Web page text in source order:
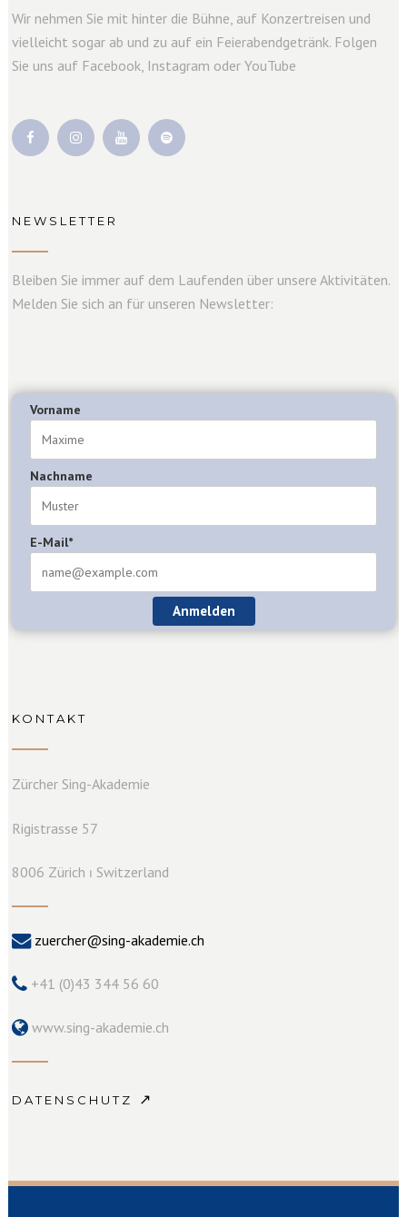
Wir nehmen Sie mit hinter die Bühne, auf Konzertreisen und
vielleicht sogar ab und zu auf ein Feierabendgetränk. Folgen
Sie uns auf Facebook, Instagram oder YouTube
NEWSLETTER
Bleiben Sie immer auf dem Laufenden über unsere Aktivitäten.
Melden Sie sich an für unseren Newsletter:
Vorname
Nachname
E-Mail*
Anmelden
KONTAKT
Zürcher Sing-Akademie
Rigistrasse 57
8006 Zürich ⏐ Switzerland
zuercher@sing-akademie.ch
+41 (0)43 344 56 60
www.sing-akademie.ch
DATENSCHUTZ ↗